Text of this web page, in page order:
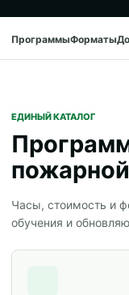
ПрограммыФорматы
ЕДИНЫЙ КАТАЛОГ
Часы, стоимость и
обучения и